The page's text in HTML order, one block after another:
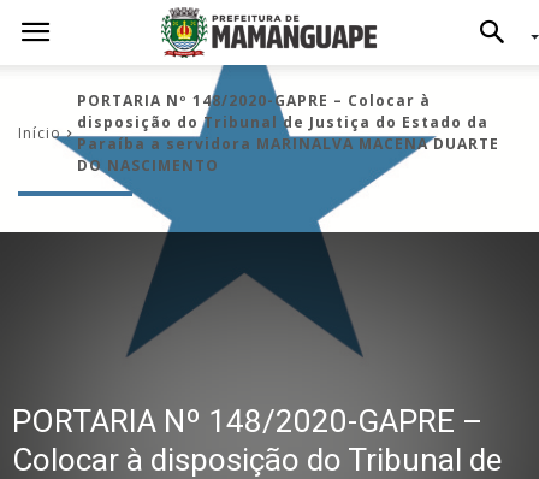
Início
PORTARIA Nº 148/2020-GAPRE – Colocar à
disposição do Tribunal de Justiça do Estado da
Paraíba a servidora MARINALVA MACENA DUARTE
DO NASCIMENTO
PORTARIA Nº 148/2020-GAPRE –
Colocar à disposição do Tribunal de